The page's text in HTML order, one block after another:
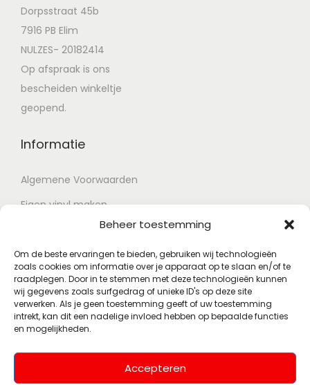
Beheer toestemming
Om de beste ervaringen te bieden, gebruiken wij technologieën
zoals cookies om informatie over je apparaat op te slaan en/of te
raadplegen. Door in te stemmen met deze technologieën kunnen
wij gegevens zoals surfgedrag of unieke ID's op deze site
verwerken. Als je geen toestemming geeft of uw toestemming
intrekt, kan dit een nadelige invloed hebben op bepaalde functies
en mogelijkheden.
Accepteren
Dorpsstraat 45b
7916 PB Elim
NULZES- 20182414
Op afspraak is ons
bescheiden winkeltje
geopend.
Informatie
Algemene Voorwaarden
Eigen vinyl maken
Retour voorwaarden
Contact
Account
Mijn account
Wenslijst